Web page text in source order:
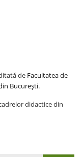
de Facultatea de
București.
didactice din